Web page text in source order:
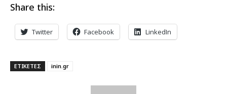
Share this:
Twitter Facebook LinkedIn
ΕΤΙΚΕΤΕΣ inin.gr